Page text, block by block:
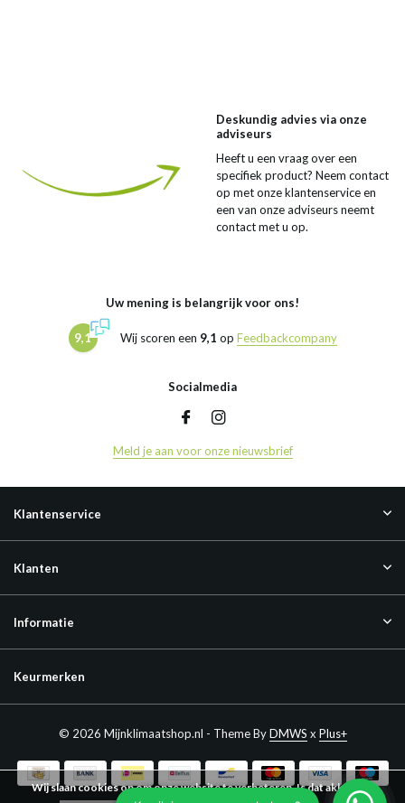
Deskundig advies via onze
adviseurs
Heeft u een vraag over een
specifiek product? Neem contact
op met onze klantenservice en
een van onze adviseurs neemt
contact met u op.
Uw mening is belangrijk voor ons!
9,1 Wij scoren een 9,1 op Feedbackcompany
Socialmedia
Meld je aan voor onze nieuwsbrief
Klantenservice
Klanten
Informatie
Keurmerken
© 2026 Mijnklimaatshop.nl - Theme ByDMWS x Plus+
Wij slaan cookies op om onze website te verbeteren. Is dat akkoord?